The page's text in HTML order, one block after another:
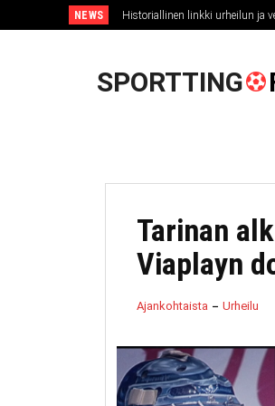
NEWS Historiallinen linkki urheilun ja
SPORTTING
Tarinan
Viaplayn
Ajankohtaista Urheilu